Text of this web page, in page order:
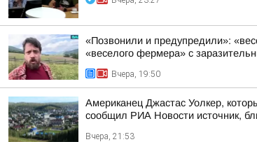
«Позвонили и предупредили»:
«веселого фермера» с
Вчера, 19:50
Американец Джастас Уолкер,
сообщил РИА Новости источник,
Вчера, 21:53